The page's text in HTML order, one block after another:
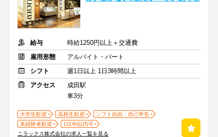
給与
時給1250円以上＋交通費
雇用形態
アルバイト・パート
シフト
週1日以上 1日3時間以上
アクセス
成田駅
車3分
大学生歓迎 高校生歓迎
シフト自由・自己申告
未経験者歓迎
1日4h以内可
ニラックス株式会社の求人一覧を見る